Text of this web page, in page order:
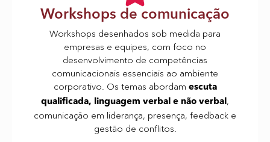
Workshops de comunicação
Workshops desenhados sob medida para
empresas e equipes, com foco no
desenvolvimento de competências
comunicacionais essenciais ao ambiente
corporativo. Os temas abordam escuta
qualificada, linguagem verbal e não verbal,
comunicação em liderança, presença, feedback e
gestão de conflitos.